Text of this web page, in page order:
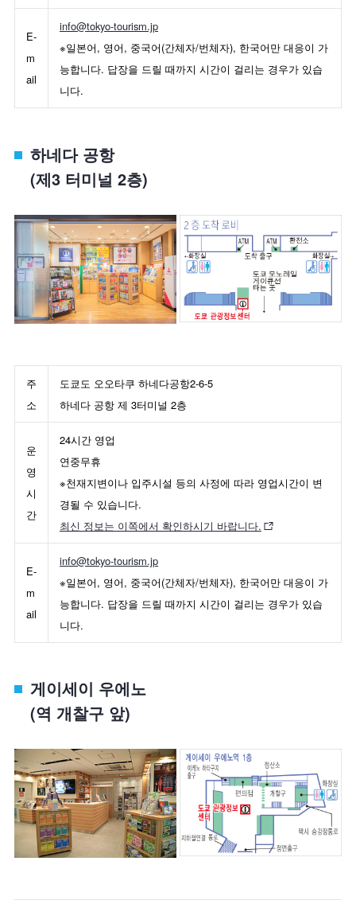
E-
m
ail
info@tokyo-tourism.jp
※일본어, 영어, 중국어(간체자/번체자), 한국어만 대응이 가
능합니다. 답장을 드릴 때까지 시간이 걸리는 경우가 있습
니다.
하네다 공항
(제3 터미널 2층)
주
소
도쿄도 오오타쿠 하네다공항2-6-5
하네다 공항 제 3터미널 2층
운
영
시
간
24시간 영업
연중무휴
※천재지변이나 입주시설 등의 사정에 따라 영업시간이 변
경될 수 있습니다.
최신 정보는 이쪽에서 확인하시기 바랍니다.
E-
m
ail
info@tokyo-tourism.jp
※일본어, 영어, 중국어(간체자/번체자), 한국어만 대응이 가
능합니다. 답장을 드릴 때까지 시간이 걸리는 경우가 있습
니다.
게이세이 우에노
(역 개찰구 앞)